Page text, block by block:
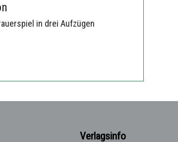
in drei Aufzügen
Verlagsinfo